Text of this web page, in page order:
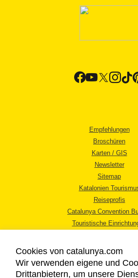
Empfehlungen
Broschüren
Karten / GIS
Newsletter
Sitemap
Katalonien
Reiseprofis
Catalunya Convention
Touristische
Cookies von catalunya.com
Wir verwenden eigene und
Drittanbietern, um unsere